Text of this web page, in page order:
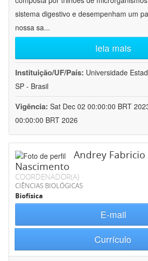
sistema digestivo e desempenham um
nossa sa...
leia mais
Instituição/UF/País: Universidade
SP - Brasil
Vigência: Sat Dec 02 00:00:00 BRT
00:00:00 BRT 2026
Andrey Fabricio
Nascimento
COORDENADOR(A)
CIÊNCIAS BIOLÓGICAS
Biofísica
E-mail
Currículo